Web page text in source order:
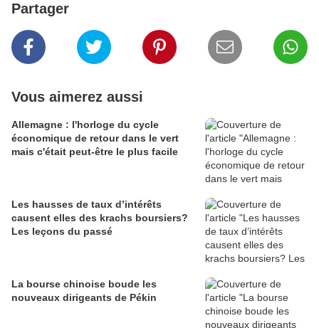
Partager
Vous aimerez aussi
Allemagne : l'horloge du cycle
économique de retour dans le vert
mais c'était peut-être le plus facile
Les hausses de taux d’intérêts
causent elles des krachs boursiers?
Les leçons du passé
La bourse chinoise boude les
nouveaux dirigeants de Pékin